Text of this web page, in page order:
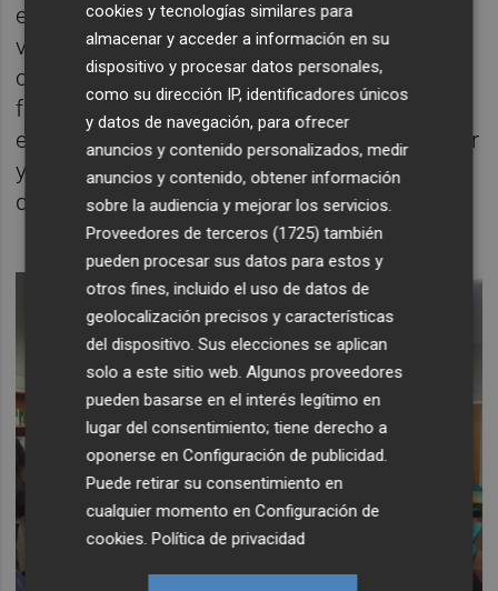
electrónico. Estos carnets tendrán una
validez de seis meses y, cuando acabe el
confinamiento, tendrán que validarlo ya de
forma presencial en la biblioteca. El objetivo
es que nadie se quede sin opciones para leer
y ahí las bibliotecas tenemos mucho que
decir”.
cookies y tecnologías similares para
almacenar y acceder a información en su
dispositivo y procesar datos personales,
como su dirección IP, identificadores únicos
y datos de navegación, para ofrecer
anuncios y contenido personalizados, medir
anuncios y contenido, obtener información
sobre la audiencia y mejorar los servicios.
Proveedores de terceros (1725) también
pueden procesar sus datos para estos y
otros fines, incluido el uso de datos de
geolocalización precisos y características
del dispositivo. Sus elecciones se aplican
solo a este sitio web. Algunos proveedores
pueden basarse en el interés legítimo en
lugar del consentimiento; tiene derecho a
oponerse enConfiguración de publicidad.
Puede retirar su consentimiento en
cualquier momento enConfiguración de
cookies.Política de privacidad